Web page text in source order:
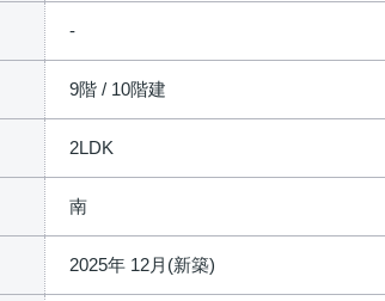
9階 / 10階建
2LDK
南
2025年 12月(新築)